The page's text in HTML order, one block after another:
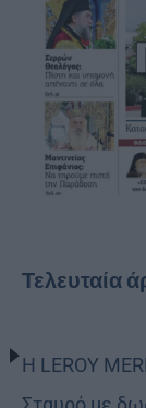
Τελευταία
Η LEROY